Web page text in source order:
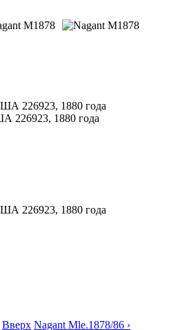
Вверх Nagant Mle.1878/86 ›